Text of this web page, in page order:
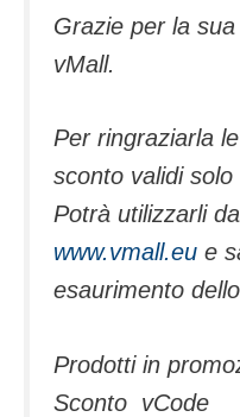
Grazie per la
vMall.
Per ringraziarla
sconto validi
Potrà utilizzarli
www.vmall.eu e
esaurimento
Prodotti in
Sconto vCode